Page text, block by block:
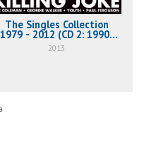
The Singles Collection
1979 - 2012 (CD 2: 1990-
2012)
2013